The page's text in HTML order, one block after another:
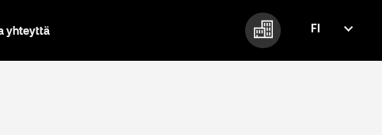
yhteyttä
FI